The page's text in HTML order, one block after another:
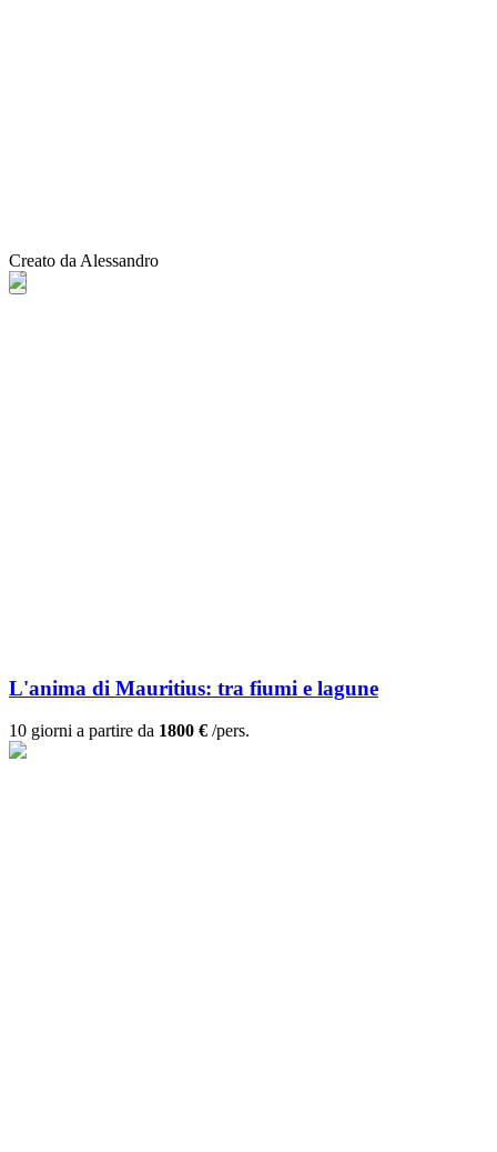
Creato da Alessandro
L'anima di Mauritius: tra fiumi e lagune
10 giorni a partire da 1800 € /pers.